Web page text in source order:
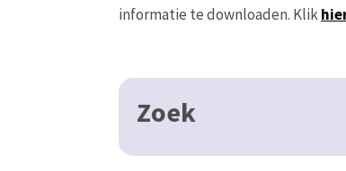
informatie te downloaden. Klik
Zoek